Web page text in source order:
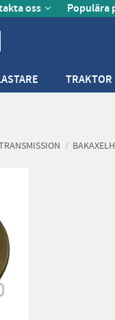
oss Populära
TRAKTOR